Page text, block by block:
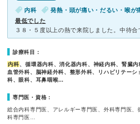
内科 発熱・頭が痛い・だるい・喉が
最低でした
診療科目：
内科、循環器内科、消化器内科、神経内科、腎臓
血管外科、脳神経外科、整形外科、リハビリテーシ
科、眼科、耳鼻咽喉…
専門医・資格：
総合内科専門医、アレルギー専門医、外科専門医、
科専門医…